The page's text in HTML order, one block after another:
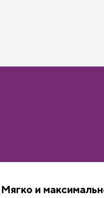
Мягко и